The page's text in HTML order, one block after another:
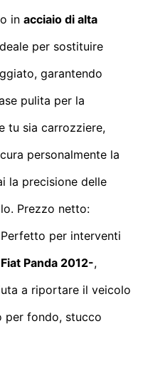
in acciaio di alta
per sostituire
garantendo
pulita per la
tu sia carrozziere,
personalmente la
la precisione delle
Prezzo netto:
per interventi
Fiat Panda 2012-,
a riportare il veicolo
per fondo, stucco